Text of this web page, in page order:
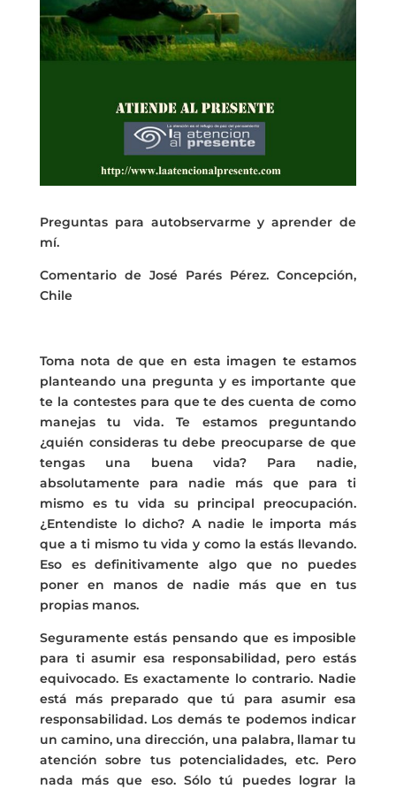
Preguntas para autobservarme y aprender de
mí.
Comentario de José Parés Pérez. Concepción,
Chile
Toma nota de que en esta imagen te estamos
planteando una pregunta y es importante que
te la contestes para que te des cuenta de como
manejas tu vida. Te estamos preguntando
¿quién consideras tu debe preocuparse de que
tengas una buena vida? Para nadie,
absolutamente para nadie más que para ti
mismo es tu vida su principal preocupación.
¿Entendiste lo dicho? A nadie le importa más
que a ti mismo tu vida y como la estás llevando.
Eso es definitivamente algo que no puedes
poner en manos de nadie más que en tus
propias manos.
Seguramente estás pensando que es imposible
para ti asumir esa responsabilidad, pero estás
equivocado. Es exactamente lo contrario. Nadie
está más preparado que tú para asumir esa
responsabilidad. Los demás te podemos indicar
un camino, una dirección, una palabra, llamar tu
atención sobre tus potencialidades, etc. Pero
nada más que eso. Sólo tú puedes lograr la